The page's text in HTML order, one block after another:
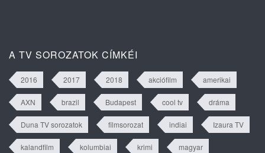
A TV SOROZATOK CÍMKÉI
2016 2017 2018 akciófilm amerikai
AXN brazil Budapest cool tv dráma
Duna TV sorozatok filmsorozat indiai Izaura TV
kalandfilm kolumbiai krimi magyar